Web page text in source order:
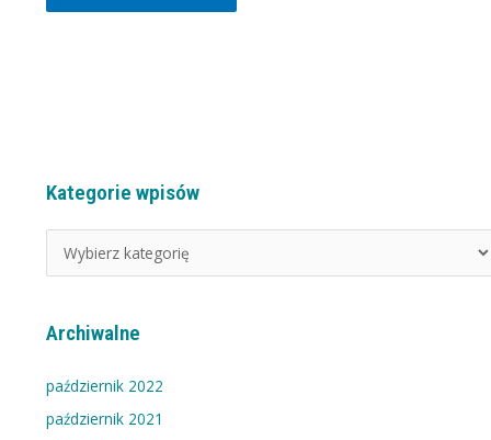
Kategorie wpisów
K
e
o
i
e
Archiwalne
październik 2022
październik 2021